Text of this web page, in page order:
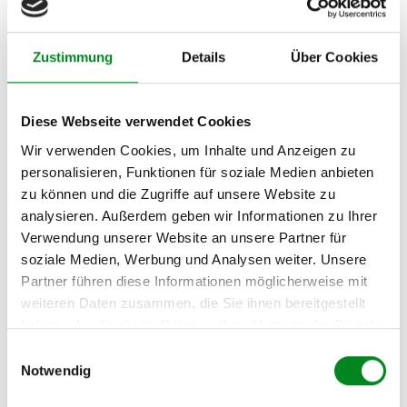
Zustimmung Details Über Cookies
Diese Webseite verwendet Cookies
Wir verwenden Cookies, um Inhalte und Anzeigen zu
personalisieren, Funktionen für soziale Medien anbieten
zu können und die Zugriffe auf unsere Website zu
analysieren. Außerdem geben wir Informationen zu Ihrer
Verwendung unserer Website an unsere Partner für
soziale Medien, Werbung und Analysen weiter. Unsere
Partner führen diese Informationen möglicherweise mit
weiteren Daten zusammen, die Sie ihnen bereitgestellt
haben oder die sie im Rahmen Ihrer Nutzung der Dienste
Notwendig
SKODA FABIA Praktik 1.2
SKODA FABIA Praktik 1.4
SKODA FABIA Praktik 1.4
TDI
SKODA FABIA Praktik 1.9
SKODA ROOMSTER (5J)
1.2